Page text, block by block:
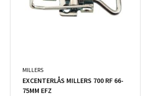
MILLERS
EXCENTERLÅS MILLERS 700 RF 66-
75MM EFZ